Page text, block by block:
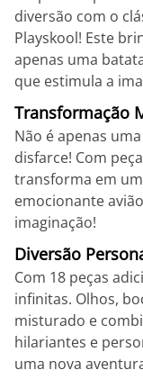
diversão com o
Playskool! Este
apenas uma
que estimula a
Transformação
Não é apenas
disfarce! Com
transforma em
emocionante
imaginação!
Diversão
Com 18 peças
infinitas. Olhos,
misturado e
hilariantes e
uma nova